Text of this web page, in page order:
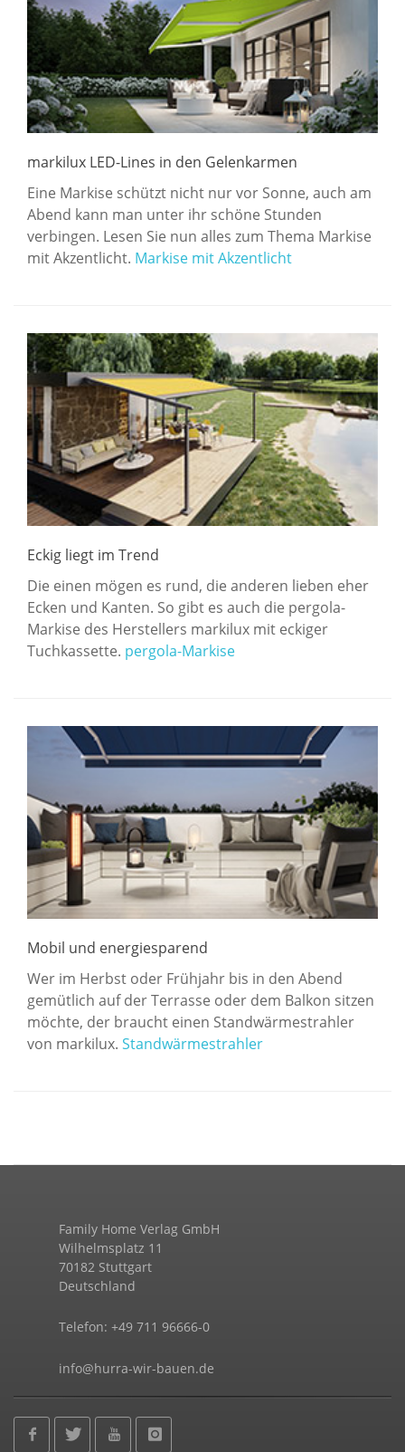
markilux LED-Lines in den Gelenkarmen
Eine Markise schützt nicht nur vor Sonne, auch am
Abend kann man unter ihr schöne Stunden
verbingen. Lesen Sie nun alles zum Thema Markise
mit Akzentlicht. Markise mit Akzentlicht
Eckig liegt im Trend
Die einen mögen es rund, die anderen lieben eher
Ecken und Kanten. So gibt es auch die pergola-
Markise des Herstellers markilux mit eckiger
Tuchkassette. pergola-Markise
Mobil und energiesparend
Wer im Herbst oder Frühjahr bis in den Abend
gemütlich auf der Terrasse oder dem Balkon sitzen
möchte, der braucht einen Standwärmestrahler
von markilux. Standwärmestrahler
Family Home Verlag GmbH
Wilhelmsplatz 11
70182 Stuttgart
Deutschland
Telefon: +49 711 96666-0
info@hurra-wir-bauen.de